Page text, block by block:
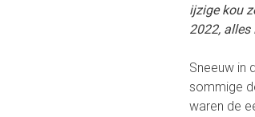
ijzige kou
2022, alles
Sneeuw in
sommige
waren de